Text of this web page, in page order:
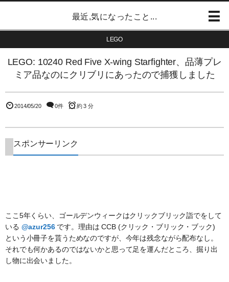
最近,気になったこと...
LEGO
LEGO: 10240 Red Five X-wing Starfighter、品薄プレ
ミア品なのにクリブリにあったので捕獲しました
2014/05/20 0件 約 3 分
スポンサーリンク
ここ5年くらい、ゴールデンウィークはクリックブリック詣でをして
いる @azur256です。理由は CCB (クリック・ブリック・ブック)
という小冊子を貰うためなのですが、今年は残念ながら配布なし。
それでも何かあるのではないかと思って足を運んだところ、掘り出
し物に出会いました。